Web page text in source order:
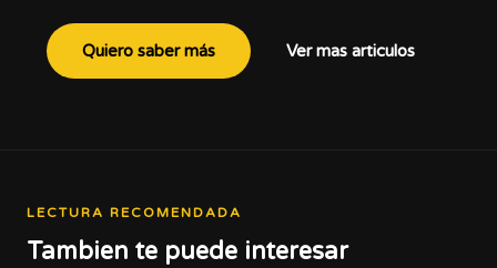
Quiero saber más Ver mas articulos
LECTURA RECOMENDADA
Tambien te puede interesar